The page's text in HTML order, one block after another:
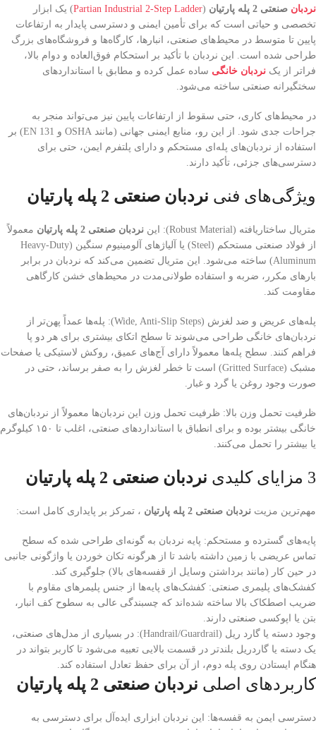
نردبان صنعتی 2 پله پارتیان (
Partian Industrial 2-Step Ladder) یک ابزار
تخصصی و حیاتی است که برای تأمین ایمنی و دسترسی پایدار به ارتفاعات
پایین تا متوسط در محیط‌های صنعتی، انبارها، کارگاه‌ها و فروشگاه‌های بزرگ
طراحی شده است. این نردبان با تأکید بر استحکام فوق‌العاده و دوام بالا،
فراتر از یک نردبان خانگی ساده عمل کرده و مطابق با استانداردهای
سختگیرانه صنعتی ساخته می‌شود.
در محیط‌های کاری، حتی سقوط از ارتفاعات پایین نیز می‌تواند منجر به
جراحات جدی شود. از این رو، منابع ایمنی جهانی (مانند OSHA و EN 131) بر
استفاده از نردبان‌های پله‌ای مستحکم و دارای پلتفرم ایمن، حتی برای
دسترسی‌های جزئی، تأکید دارند.
ویژگی‌های فنی نردبان صنعتی 2 پله پارتیان
متریال ساختاریافته (Robust Material): این نردبان صنعتی 2 پله پارتیان
معمولاً
از فولاد صنعتی مستحکم (Steel) یا آلیاژهای آلومینیوم سنگین (Heavy-Duty
Aluminum) ساخته می‌شود. این متریال تضمین می‌کند که نردبان در برابر
بارهای مکرر، ضربه و استفاده طولانی‌مدت در محیط‌های خشن کارگاهی
مقاومت کند.
پله‌های عریض و ضد لغزش (Wide, Anti-Slip Steps): پله‌ها عمداً پهن‌تر از
نردبان‌های خانگی طراحی می‌شوند تا سطح اتکای بیشتری برای هر دو پا
فراهم کنند. سطح پله‌ها معمولاً دارای آج‌های عمیق، روکش لاستیکی یا صفحات
مشبک (Gritted Surface) است تا خطر لغزش را به صفر برساند، حتی در
صورت وجود روغن یا گرد و غبار.
ظرفیت تحمل وزن بالا: ظرفیت تحمل وزن این نردبان‌ها معمولاً از نردبان‌های
خانگی بیشتر بوده و برای انطباق با استانداردهای صنعتی، اغلب تا ۱۵۰ کیلوگرم
یا بیشتر را تحمل می‌کنند.
3 مزایای کلیدی نردبان صنعتی 2 پله پارتیان
مهم‌ترین مزیت نردبان صنعتی 2 پله پارتیان ، تمرکز بر پایداری کامل است:
پایه‌های گسترده و مستحکم: پایه نردبان به گونه‌ای طراحی شده که سطح
تماس عریضی با زمین داشته باشد تا از هرگونه تکان خوردن یا واژگونی جانبی
در حین کار (مانند برداشتن وسایل از قفسه‌های بالا) جلوگیری کند.
کفشک‌های پلیمری صنعتی: کفشک‌های پایه‌ها از جنس پلیمرهای مقاوم با
ضریب اصطکاک بالا ساخته شده‌اند که چسبندگی عالی به سطوح کف انبار،
بتن یا اپوکسی صنعتی دارند.
وجود دسته یا گارد ریل (Handrail/Guardrail): در بسیاری از مدل‌های صنعتی،
یک دسته یا گاردریل بلندتر در قسمت بالایی تعبیه می‌شود تا کاربر بتواند در
هنگام ایستادن روی پله دوم، از آن برای حفظ تعادل استفاده کند.
کاربردهای اصلی نردبان صنعتی 2 پله پارتیان
دسترسی ایمن به قفسه‌ها: این نردبان ابزاری ایده‌آل برای دسترسی به